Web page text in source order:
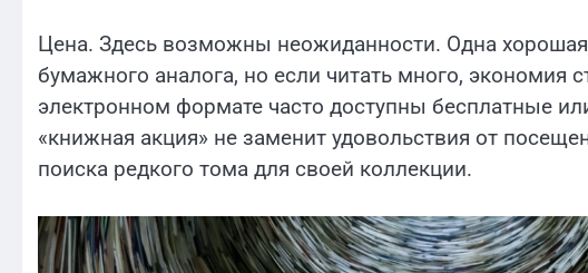
Цена. Здесь возможны неожиданности. Одна
бумажного аналога, но если читать много, экономия
электронном формате часто доступны бесплатные
«книжная акция» не заменит удовольствия от
поиска редкого тома для своей коллекции.